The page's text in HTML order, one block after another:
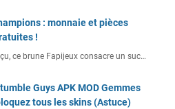
: monnaie et pièces
!
ce brune Fapijeux consacre un suc…
Guys APK MOD Gemmes
tous les skins (Astuce)